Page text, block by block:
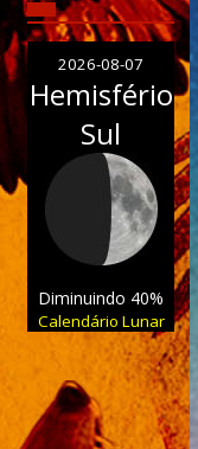
2026-08-07
Hemisfério
Sul
Diminuindo 40%
Calendário Lunar